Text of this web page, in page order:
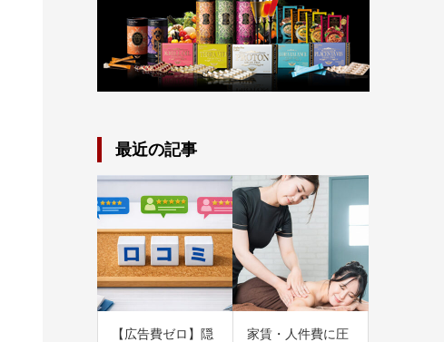
最近の記事
【広告費ゼロ】隠
家賃・人件費に圧